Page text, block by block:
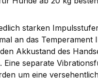
starken
an das Temperament
Akkustand des
Eine separate
um eine